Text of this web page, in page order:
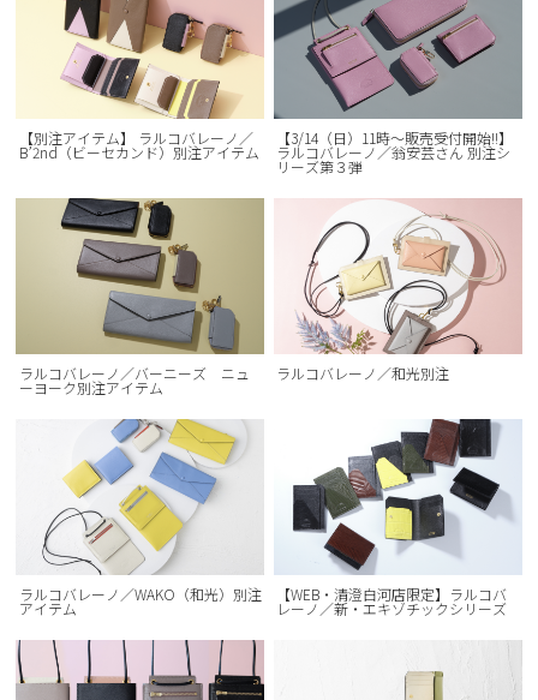
【別注アイテム】 ラルコバレーノ／
B’2nd（ビーセカンド）別注アイテム
【3/14（日）11時～販売受付開始!!】
ラルコバレーノ／翁安芸さん 別注シ
リーズ第３弾
ラルコバレーノ／バーニーズ ニュ
ーヨーク別注アイテム
ラルコバレーノ／和光別注
ラルコバレーノ／WAKO（和光）別注
アイテム
【WEB・清澄白河店限定】ラルコバ
レーノ／新・エキゾチックシリーズ